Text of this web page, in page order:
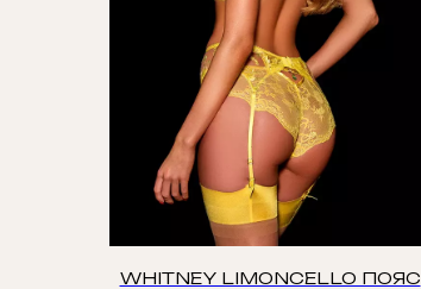
WHITNEY LIMONCELLO ПОЯС